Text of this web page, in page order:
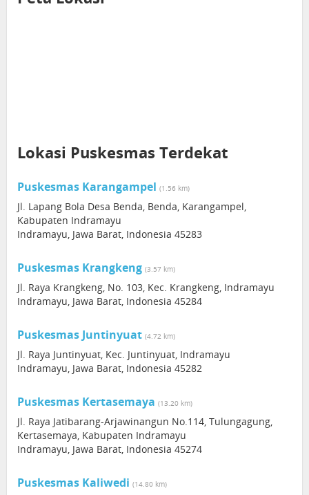
Lokasi Puskesmas Terdekat
Puskesmas Karangampel (1.56 km)
Jl. Lapang Bola Desa Benda, Benda, Karangampel,
Kabupaten Indramayu
Indramayu, Jawa Barat, Indonesia 45283
Puskesmas Krangkeng (3.57 km)
Jl. Raya Krangkeng, No. 103, Kec. Krangkeng, Indramayu
Indramayu, Jawa Barat, Indonesia 45284
Puskesmas Juntinyuat (4.72 km)
Jl. Raya Juntinyuat, Kec. Juntinyuat, Indramayu
Indramayu, Jawa Barat, Indonesia 45282
Puskesmas Kertasemaya (13.20 km)
Jl. Raya Jatibarang-Arjawinangun No.114, Tulungagung,
Kertasemaya, Kabupaten Indramayu
Indramayu, Jawa Barat, Indonesia 45274
Puskesmas Kaliwedi (14.80 km)